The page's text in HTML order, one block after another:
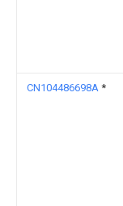
CN104486698A *